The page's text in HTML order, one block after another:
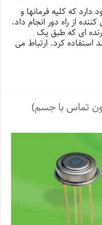
که کلیه فرمانها و
از راه دور انجام داد.
ای که طبق یک
استفاده کرد. ارتباط می
تماس با جسم)